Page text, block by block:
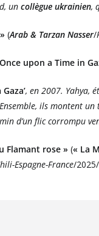
un collègue ukrainien,
(Arab & Tarzan Nasser/
upon a Time in
, en 2007. Yahya,
ils montent un
d’un flic corrompu
Flamant rose » (« La
Espagne-France/